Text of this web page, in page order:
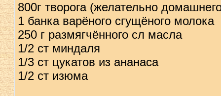
800г творога (желательно
1 банка варёного сгущёного молока
250 г размягчённого сл масла
1/2 ст миндаля
1/3 ст цукатов из ананаса
1/2 ст изюма